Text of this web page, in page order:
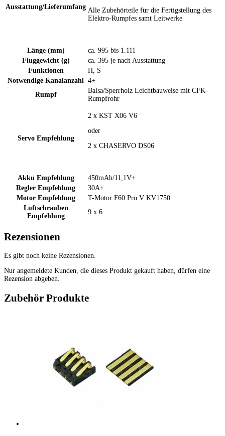
Ausstattung/Lieferumfang Alle Zubehörteile für die Fertigstellung des
Elektro-Rumpfes samt Leitwerke
Länge (mm)
ca. 995 bis 1.111
Fluggewicht (g)
ca. 395 je nach Ausstattung
Funktionen
H, S
Notwendige Kanalanzahl 4+
Rumpf
Balsa/Sperrholz Leichtbauweise mit CFK-
Rumpfrohr
Servo Empfehlung
2 x KST X06 V6
oder
2 x CHASERVO DS06
Akku Empfehlung
450mAh/11,1V+
Regler Empfehlung
30A+
Motor Empfehlung
T-Motor F60 Pro V KV1750
Luftschrauben
Empfehlung
9 x 6
Rezensionen
Es gibt noch keine Rezensionen.
Nur angemeldete Kunden, die dieses Produkt gekauft haben, dürfen eine
Rezension abgeben.
Zubehör Produkte